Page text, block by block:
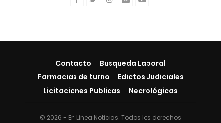
Contacto
Busqueda Laboral
Farmacias de turno
Edictos Judiciales
Licitaciones Publicas
Necrológicas
© 2026 - En Linea Noticias. Todos los derechos